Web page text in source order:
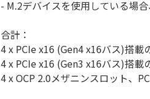
- M.2デバイスを使用している場
合計：
4 x PCIe x16 (Gen4 x16バス)搭載
4 x PCIe x16 (Gen3 x16バス)搭載
4 x OCP 2.0メザニンスロット、